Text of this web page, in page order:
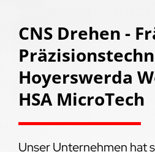
CNS Drehen -
Hoyerswerda
HSA MicroTech
Unser Unternehmen hat